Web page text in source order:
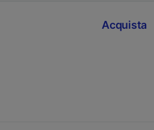
Acquista